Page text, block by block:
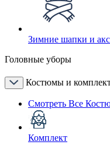
Зимние шапки и
Головные уборы
Костюмы и
Смотреть Все
Комплект